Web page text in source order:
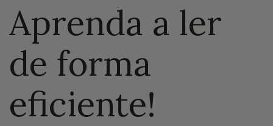
Aprenda a ler
de forma
eficiente!